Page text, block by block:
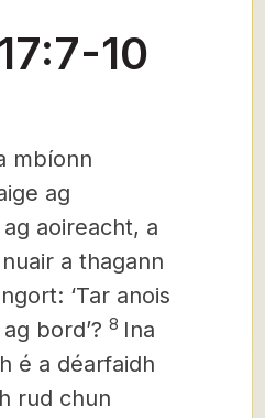
10
mbíonn
ag
aoireacht, a
a thagann
‘Tar anois
bord’? 8 Ina
é a déarfaidh
rud chun